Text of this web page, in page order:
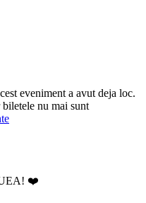
eveniment a avut deja loc.
nu mai sunt
❤️